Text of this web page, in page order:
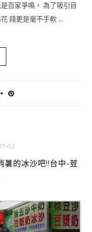
百家爭鳴， 為了吸引目
錢更是毫不手軟 …
02
暑的冰沙吧!!台中-荳